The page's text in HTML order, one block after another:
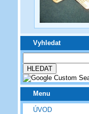
Vyhledat
Menu
ÚVOD